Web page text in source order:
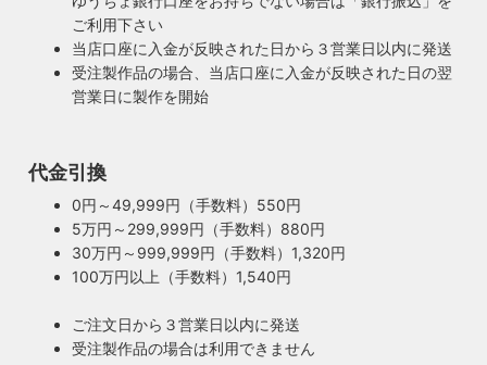
ご利用下さい
当店口座に入金が反映された日から３営業日以内に発送
受注製作品の場合、当店口座に入金が反映された日の翌
営業日に製作を開始
代金引換
0円～49,999円（手数料）550円
5万円～299,999円（手数料）880円
30万円～999,999円（手数料）1,320円
100万円以上（手数料）1,540円
ご注文日から３営業日以内に発送
受注製作品の場合は利用できません